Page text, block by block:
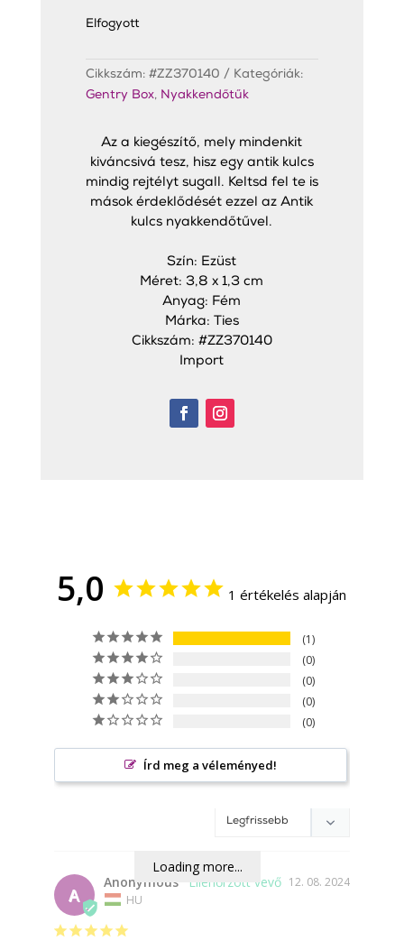
Elfogyott
Cikkszám: #ZZ370140
Kategóriák:
Gentry Box, Nyakkendőtűk
Az a kiegészítő, mely mindenkit
kiváncsivá tesz, hisz egy antik kulcs
mindig rejtélyt sugall. Keltsd fel te is
mások érdeklődését ezzel az Antik
kulcs nyakkendőtűvel.
Szín: Ezüst
Méret: 3,8 x 1,3 cm
Anyag: Fém
Márka: Ties
Cikkszám: #ZZ370140
Import
5,0 1 értékelés alapján
1
0
0
0
0
Írd meg a véleményed!
Loading more...
A
12. 08. 2024
Anonymous
HU